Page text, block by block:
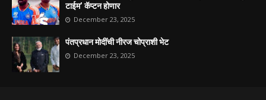
टाईम’ कॅप्टन होणार
December 23, 2025
पंतप्रधान मोदींची नीरज चोप्राशी भेट
December 23, 2025